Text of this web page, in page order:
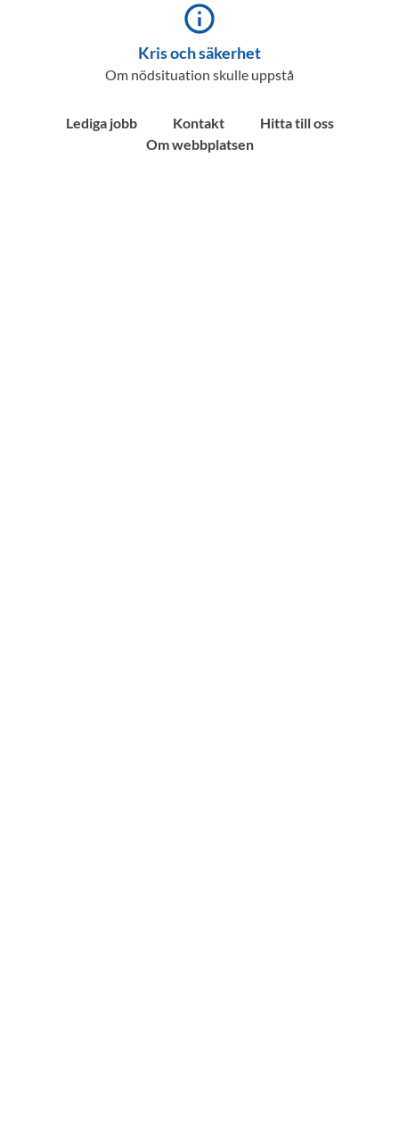
info_outline
Kris och säkerhet
Om nödsituation skulle uppstå
Lediga jobb Kontakt
Hitta till oss
Om webbplatsen